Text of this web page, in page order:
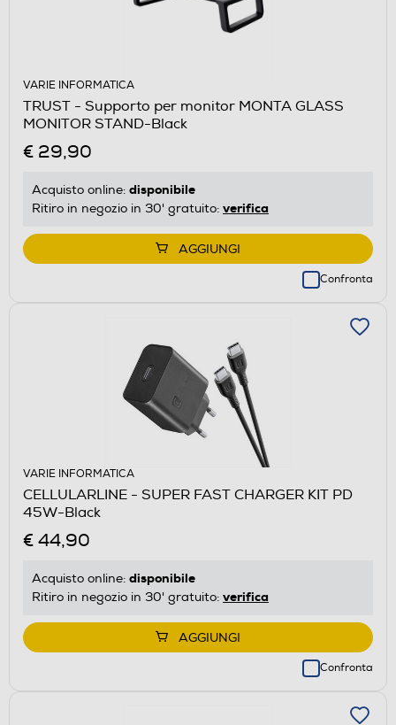
VARIE INFORMATICA
TRUST - Supporto per monitor MONTA GLASS
MONITOR STAND-Black
€ 29,90
Acquisto online: disponibile
Ritiro in negozio in 30' gratuito: verifica
AGGIUNGI
Confronta
VARIE INFORMATICA
CELLULARLINE - SUPER FAST CHARGER KIT PD
45W-Black
€ 44,90
Acquisto online: disponibile
Ritiro in negozio in 30' gratuito: verifica
AGGIUNGI
Confronta